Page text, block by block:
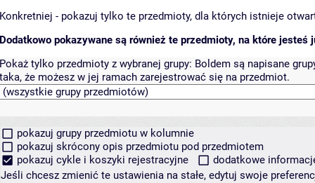
Konkretniej - pokazuj tylko te przedmioty, dla których istnieje
Dodatkowo pokazywane są również te przedmioty, na które jesteś
Pokaż tylko przedmioty z wybranej grupy: Boldem są napisane
taka, że możesz w jej ramach zarejestrować się na przedmiot.
pokazuj grupy przedmiotu w kolumnie
pokazuj skrócony opis przedmiotu pod przedmiotem
pokazuj cykle i koszyki rejestracyjne
dodatkowe
Jeśli chcesz zmienić te ustawienia na stałe, edytuj swoje